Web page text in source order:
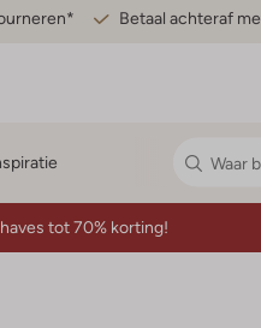
Betaal achteraf
tot 70% korting!